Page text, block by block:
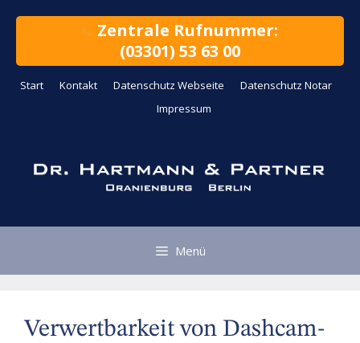
Zentrale Rufnummer:
(03301) 53 63 00
Start Kontakt Datenschutz Webseite
Datenschutz Notar
Impressum
Menü
Verwertbarkeit von Dashcam-